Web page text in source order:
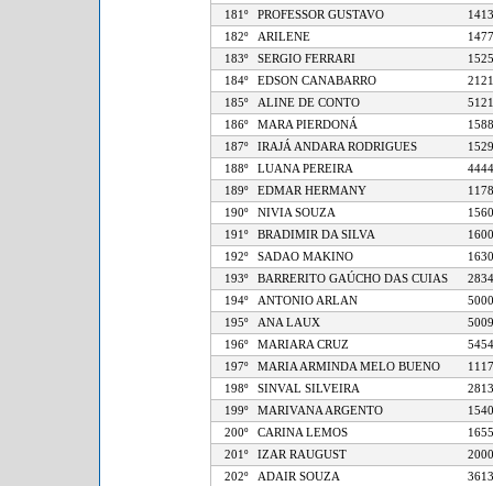
181º
PROFESSOR GUSTAVO
182º
ARILENE
183º
SERGIO FERRARI
184º
EDSON CANABARRO
185º
ALINE DE CONTO
186º
MARA PIERDONÁ
187º
IRAJÁ ANDARA RODRIGUES
188º
LUANA PEREIRA
189º
EDMAR HERMANY
190º
NIVIA SOUZA
191º
BRADIMIR DA SILVA
192º
SADAO MAKINO
193º
BARRERITO GAÚCHO DAS CUIAS
194º
ANTONIO ARLAN
195º
ANA LAUX
196º
MARIARA CRUZ
197º
MARIA ARMINDA MELO BUENO
198º
SINVAL SILVEIRA
199º
MARIVANA ARGENTO
200º
CARINA LEMOS
201º
IZAR RAUGUST
202º
ADAIR SOUZA